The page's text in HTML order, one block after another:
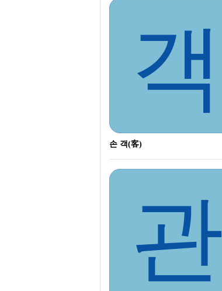
객
손 객(客)
관